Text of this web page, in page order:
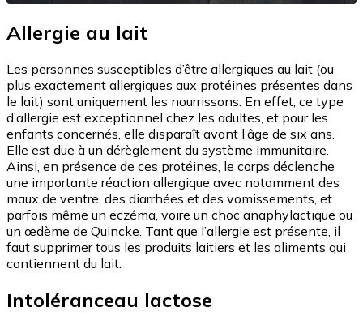
Allergie au lait
Les personnes susceptibles d’être allergiques au lait (ou
plus exactement allergiques aux protéines présentes dans
le lait) sont uniquement les nourrissons. En effet, ce type
d’allergie est exceptionnel chez les adultes, et pour les
enfants concernés, elle disparaît avant l’âge de six ans.
Elle est due à un dérèglement du système immunitaire.
Ainsi, en présence de ces protéines, le corps déclenche
une importante réaction allergique avec notamment des
maux de ventre, des diarrhées et des vomissements, et
parfois même un eczéma, voire un choc anaphylactique ou
un œdème de Quincke. Tant que l’allergie est présente, il
faut supprimer tous les produits laitiers et les aliments qui
contiennent du lait.
Intoléranceau lactose